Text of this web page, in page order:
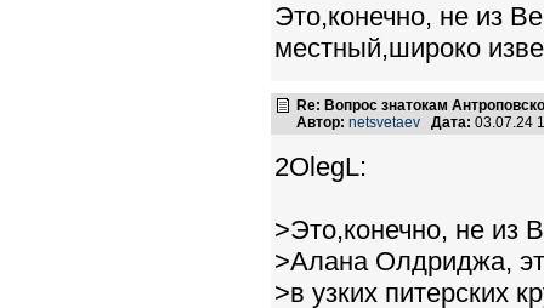
Это,конечно, не из
местный,широко
Re: Вопрос знатокам
Автор: netsvetaev Дата: 03.07.24
2OlegL:
>Это,конечно, не из
>Алана Олдриджа,
>в узких питерских